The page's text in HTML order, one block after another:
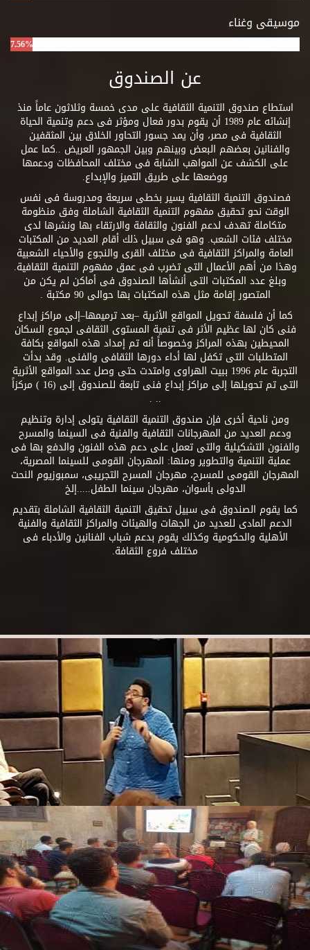
موسيقى وغناء
7.56%
عن الصندوق
استطاع صندوق التنمية الثقافية على مدى خمسة وثلاثون عاماً منذ
إنشائه عام 1989 أن يقوم بدور فعال ومؤثر فى دعم وتنمية الحياة
الثقافية فى مصر، وأن يمد جسور التحاور الخلاق بين المثقفين
والفنانين بعضهم البعض وبينهم وبين الجمهور العريض ..كما عمل
على الكشف عن المواهب الشابة فى مختلف المحافظات ودعمها
ووضعها على طريق التميز والإبداع.
فصندوق التنمية الثقافية يسير بخطى سريعة ومدروسة فى نفس
الوقت نحو تحقيق مفهوم التنمية الثقافية الشاملة وفق منظومة
متكاملة تهدف لدعم الفنون والثقافة والارتقاء بها ونشرها لدى
مختلف فئات الشعب. وهو فى سبيل ذلك أقام العديد من المكتبات
العامة والمراكز الثقافية فى مختلف القرى والنجوع والأحياء الشعبية
وهذا من أهم الأعمال التى تضرب فى عمق مفهوم التنمية الثقافية.
وبلغ عدد المكتبات التى أنشأها الصندوق فى أماكن لم يكن من
المتصور إقامة مثل هذه المكتبات بها حوالى 90 مكتبة .
كما أن فلسفة تحويل المواقع الأثرية –بعد ترميمها–إلى مراكز إبداع
فنى كان لها عظيم الأثر فى تنمية المستوى الثقافى لجموع السكان
المحيطين بهذه المراكز وخصوصاً أنه تم إمداد هذه المواقع بكافة
المتطلبات التى تكفل لها أداء دورها الثقافى والفنى. وقد بدأت
التجربة عام 1996 ببيت الهراوى وامتدت حتى وصل عدد المواقع الأثرية
التى تم تحويلها إلى مراكز إبداع فنى تابعة للصندوق إلى (16 ) مركزاً
.. .
ومن ناحية أخرى فإن صندوق التنمية الثقافية يتولى إدارة وتنظيم
ودعم العديد من المهرجانات الثقافية والفنية فى السينما والمسرح
والفنون التشكيلية والتى تعمل على دعم هذه الفنون والدفع بها فى
عملية التنمية والتطوير ومنها: المهرجان القومى للسينما المصرية،
المهرجان القومى للمسرح، مهرجان المسرح التجريبى، سمبوزيوم النحت
الدولى بأسوان، مهرجان سينما الطفل.....إلخ
كما يقوم الصندوق فى سبيل تحقيق التنمية الثقافية الشاملة بتقديم
الدعم المادى للعديد من الجهات والهيئات والمراكز الثقافية والفنية
الأهلية والحكومية وكذلك يقوم بدعم شباب الفنانين والأدباء فى
مختلف فروع الثقافة.